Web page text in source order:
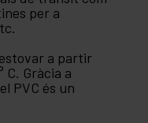
per a
a partir
C. Gràcia a
PVC és un